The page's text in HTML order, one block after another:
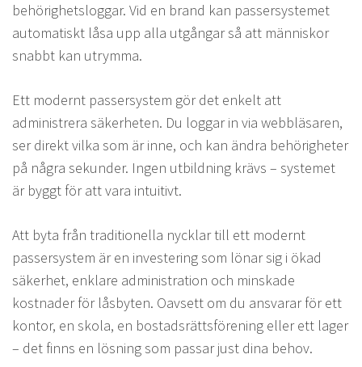
behörighetsloggar. Vid en brand kan passersystemet
automatiskt låsa upp alla utgångar så att människor
snabbt kan utrymma.
Ett modernt passersystem gör det enkelt att
administrera säkerheten. Du loggar in via webbläsaren,
ser direkt vilka som är inne, och kan ändra behörigheter
på några sekunder. Ingen utbildning krävs – systemet
är byggt för att vara intuitivt.
Att byta från traditionella nycklar till ett modernt
passersystem är en investering som lönar sig i ökad
säkerhet, enklare administration och minskade
kostnader för låsbyten. Oavsett om du ansvarar för ett
kontor, en skola, en bostadsrättsförening eller ett lager
– det finns en lösning som passar just dina behov.